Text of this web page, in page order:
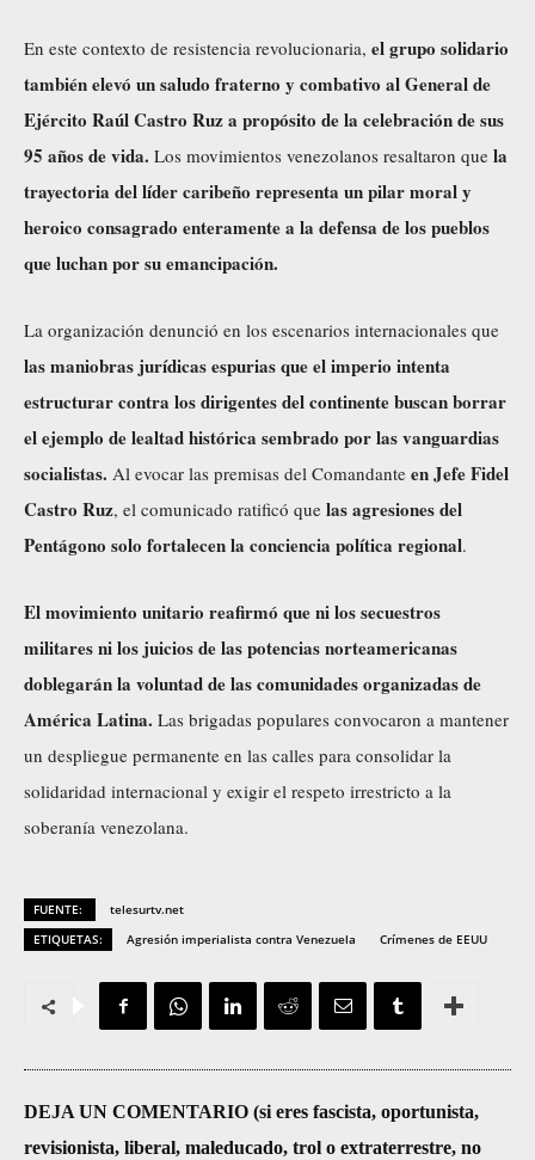
En este contexto de resistencia revolucionaria, el grupo solidario
también elevó un saludo fraterno y combativo al General de
Ejército Raúl Castro Ruz a propósito de la celebración de sus
95 años de vida. Los movimientos venezolanos resaltaron que la
trayectoria del líder caribeño representa un pilar moral y
heroico consagrado enteramente a la defensa de los pueblos
que luchan por su emancipación.
La organización denunció en los escenarios internacionales que
las maniobras jurídicas espurias que el imperio intenta
estructurar contra los dirigentes del continente buscan borrar
el ejemplo de lealtad histórica sembrado por las vanguardias
socialistas. Al evocar las premisas del Comandante en Jefe Fidel
Castro Ruz, el comunicado ratificó que las agresiones del
Pentágono solo fortalecen la conciencia política regional.
El movimiento unitario reafirmó que ni los secuestros
militares ni los juicios de las potencias norteamericanas
doblegarán la voluntad de las comunidades organizadas de
América Latina. Las brigadas populares convocaron a mantener
un despliegue permanente en las calles para consolidar la
solidaridad internacional y exigir el respeto irrestricto a la
soberanía venezolana.
FUENTE:
telesurtv.net
ETIQUETAS:
Agresión imperialista contra Venezuela Crímenes de EEUU
DEJA UN COMENTARIO (si eres fascista, oportunista,
revisionista, liberal, maleducado, trol o extraterrestre, no